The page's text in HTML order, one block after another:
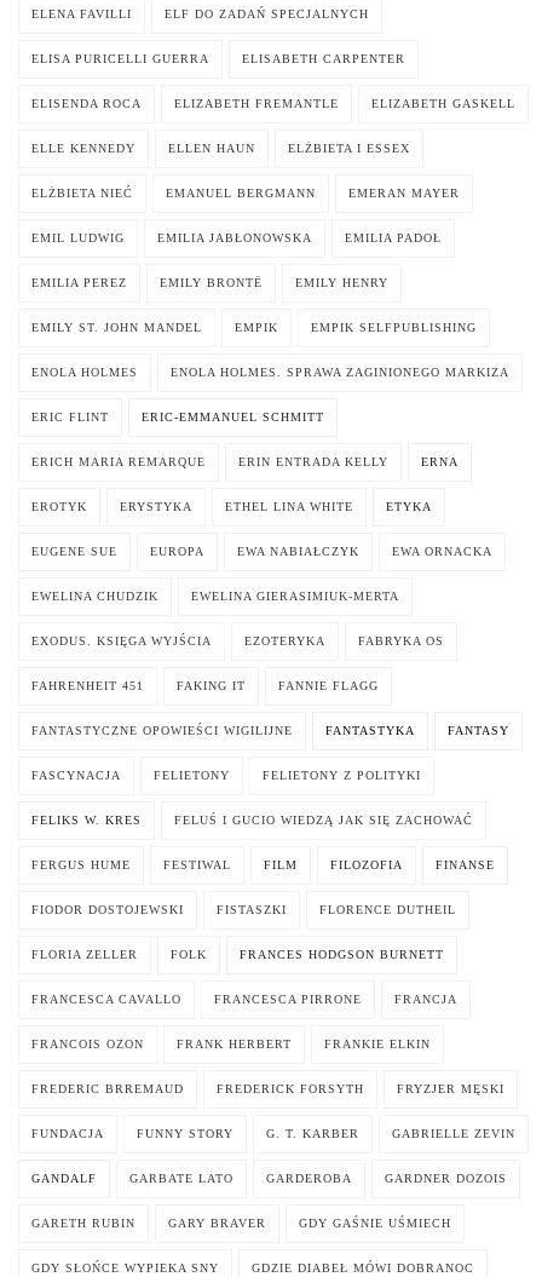
ELENA FAVILLI ELF DO ZADAŃ SPECJALNYCH
ELISA PURICELLI GUERRA ELISABETH CARPENTER
ELISENDA ROCA ELIZABETH FREMANTLE ELIZABETH GASKELL
ELLE KENNEDY ELLEN HAUN ELŻBIETA I ESSEX
ELŻBIETA NIEĆ EMANUEL BERGMANN EMERAN MAYER
EMIL LUDWIG EMILIA JABŁONOWSKA EMILIA PADOŁ
EMILIA PEREZ EMILY BRONTË EMILY HENRY
EMILY ST. JOHN MANDEL EMPIK EMPIK SELFPUBLISHING
ENOLA HOLMES ENOLA HOLMES. SPRAWA ZAGINIONEGO MARKIZA
ERIC FLINT ERIC-EMMANUEL SCHMITT
ERICH MARIA REMARQUE ERIN ENTRADA KELLY ERNA
EROTYK ERYSTYKA ETHEL LINA WHITE ETYKA
EUGENE SUE EUROPA EWA NABIAŁCZYK EWA ORNACKA
EWELINA CHUDZIK EWELINA GIERASIMIUK-MERTA
EXODUS. KSIĘGA WYJŚCIA EZOTERYKA FABRYKA OS
FAHRENHEIT 451 FAKING IT FANNIE FLAGG
FANTASTYCZNE OPOWIEŚCI WIGILIJNE FANTASTYKA FANTASY
FASCYNACJA FELIETONY FELIETONY Z POLITYKI
FELIKS W. KRES FELUŚ I GUCIO WIEDZĄ JAK SIĘ ZACHOWAĆ
FERGUS HUME FESTIWAL FILM FILOZOFIA FINANSE
FIODOR DOSTOJEWSKI FISTASZKI FLORENCE DUTHEIL
FLORIA ZELLER FOLK FRANCES HODGSON BURNETT
FRANCESCA CAVALLO FRANCESCA PIRRONE FRANCJA
FRANCOIS OZON FRANK HERBERT FRANKIE ELKIN
FREDERIC BRREMAUD FREDERICK FORSYTH FRYZJER MĘSKI
FUNDACJA FUNNY STORY G. T. KARBER GABRIELLE ZEVIN
GANDALF GARBATE LATO GARDEROBA GARDNER DOZOIS
GARETH RUBIN GARY BRAVER GDY GAŚNIE UŚMIECH
GDY SŁOŃCE WYPIEKA SNY GDZIE DIABEŁ MÓWI DOBRANOC